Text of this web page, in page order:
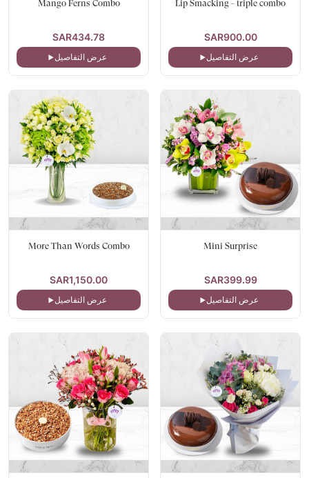
Lip Smacking - triple combo
SAR900.00
عرض التفاصيل
Mango Ferns Combo
SAR434.78
عرض التفاصيل
Mini Surprise
SAR399.99
عرض التفاصيل
More Than Words Combo
SAR1,150.00
عرض التفاصيل